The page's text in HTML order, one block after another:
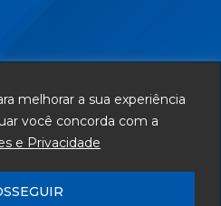
melhorar a sua experiência
você concorda com a
e Privacidade